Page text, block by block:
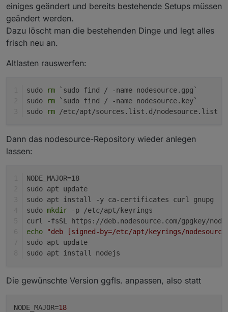
einiges geändert und bereits bestehende Setups müssen
geändert werden.
Dazu löscht man die bestehenden Dinge und legt alles
frisch neu an.
Altlasten rauswerfen:
sudo rm `sudo find / -name nodesource.gpg`
sudo
rm `sudo find / -name nodesource.key`
sudo
rm /etc/apt/sources.list.d/nodesource.list
Dann das nodesource-Repository wieder anlegen
lassen:
NODE_MAJOR=18
sudo apt update
sudo apt install -y ca-certificates curl gnupg
sudo mkdir -p /etc/apt/keyrings
curl -fsSL https://deb.nodesource.com/gpgkey/
echo
"deb [signed-by=/etc/apt/keyrings/
sudo apt update
sudo apt install nodejs
Die gewünschte Version ggfls. anpassen, also statt
NODE_MAJOR=18